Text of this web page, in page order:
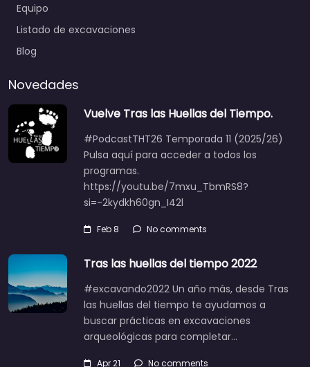
Equipo
Listado de excavaciones
Blog
Novedades
Vuelve Tras las Huellas del Tiempo.
#PodcastTHT26 Temporada 11 (2025/26)
Pulsa aquí para acceder a todos los
programas.
https://youtu.be/7mxu_TbmRS8?
si=-2kydkh60gn_I42l
Feb 8 No comments
Tras las huellas del tiempo 2022
#excavando2022 Un año más, desde Tras
las huellas del tiempo te ayudamos a
buscar prácticas en excavaciones
arqueológicas para completar…
Apr 21 No comments